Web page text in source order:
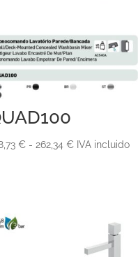
€ - 262,34 €Rango
262,34 €
IVA incluido